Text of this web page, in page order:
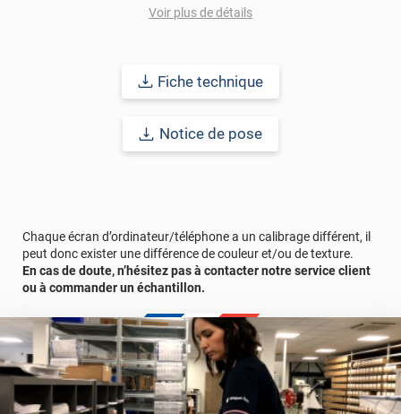
résistance à l’eau, à la saleté, à l’abrasion, aux UV et à l’usure.
Grâce à son épaisseur, cet adhésif masque également les petites
Afin de vous rendre compte de la qualité et de son rendu
Voir plus de détails
Fiche technique
Notice de pose
Chaque écran d’ordinateur/téléphone a un calibrage différent, il
peut donc exister une différence de couleur et/ou de texture.
En cas de doute, n’hésitez pas à contacter notre service client
ou à commander un échantillon.